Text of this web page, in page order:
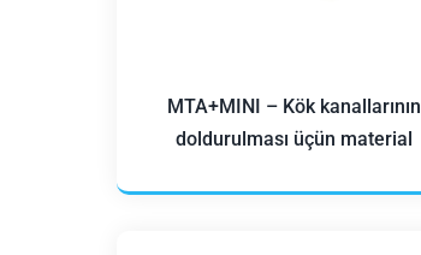
MTA+MINI – Kök kanallarının
doldurulması üçün material